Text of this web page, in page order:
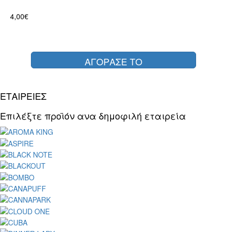
4,00€
ΑΓΟΡΑΣΕ ΤΟ
ΕΤΑΙΡΕΙΕΣ
Επιλέξτε προϊόν ανα δημοφιλή εταιρεία